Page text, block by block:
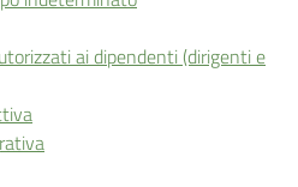
ai dipendenti (dirigenti e